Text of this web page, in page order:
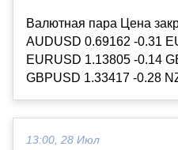
Валютная пара Цена
AUDUSD 0.69162 -0.31
EURUSD 1.13805 -0.14
GBPUSD 1.33417 -0.28
13:00, 28 Июл